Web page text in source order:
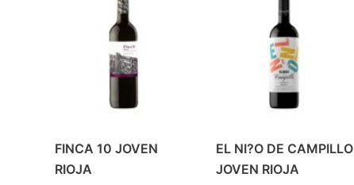
FINCA 10 JOVEN
RIOJA
EL NI?O DE CAMPILLO
JOVEN RIOJA